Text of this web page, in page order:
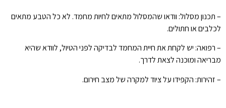
– תכנון מסלול: וודאו שהמסלול מתאים לחיות מחמד. לא כל הטבע מתאים
לכלבים או חתולים.
– רפואה: יש לקחת את חיית המחמד לבדיקה לפני הטיול, לוודא שהיא
מבריאה ומוכנה לצאת לדרך.
– זהירות: הקפידו על ציוד למקרה של מצב חירום.